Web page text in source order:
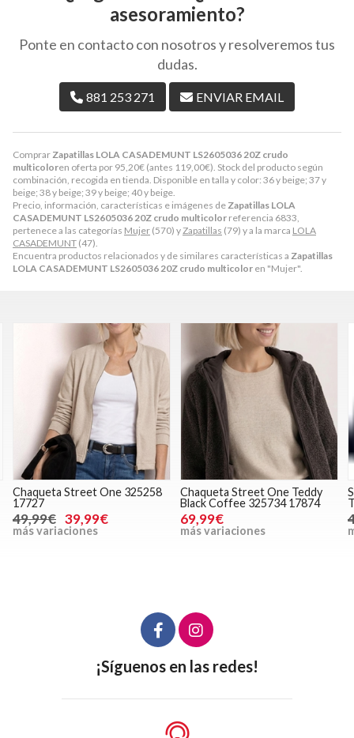
Comprar Zapatillas LOLA CASADEMUNT LS2605036 20Z crudo
multicoloren oferta por 95,20€ (antes 119,00€). Stock del producto según
combinación, recogida en tienda. Disponible en talla y color: 36 y beige; 37 y
beige; 38 y beige; 39 y beige; 40 y beige.
Precio, información, características e imágenes de Zapatillas LOLA
CASADEMUNT LS2605036 20Z crudo multicolor referencia 6833,
pertenece a las categorías Mujer (570) y Zapatillas (79) y a la marca LOLA
CASADEMUNT (47).
Encuentra productos relacionados y de similares características a Zapatillas
LOLA CASADEMUNT LS2605036 20Z crudo multicolor en "Mujer".
asesoramiento?
Ponte en contacto con nosotros y resolveremos tus
dudas.
881 253 271 ENVIAR EMAIL
Chaqueta Street One 325258
17727
49,99€ 39,99€
más variaciones
Chaqueta Street One Teddy
Black Coffee 325734 17874
69,99€
más variaciones
¡Síguenos en las redes!